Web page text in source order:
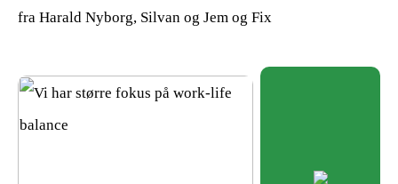
fra Harald Nyborg, Silvan og Jem og Fix